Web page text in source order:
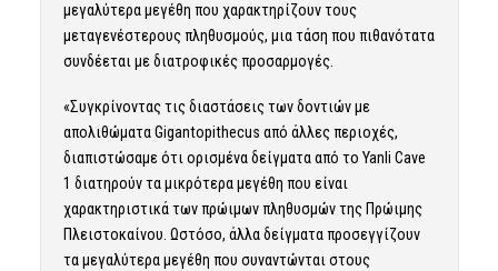
μεγαλύτερα μεγέθη που χαρακτηρίζουν τους
μεταγενέστερους πληθυσμούς, μια τάση που πιθανότατα
συνδέεται με διατροφικές προσαρμογές.
«Συγκρίνοντας τις διαστάσεις των δοντιών με
απολιθώματα Gigantopithecus από άλλες περιοχές,
διαπιστώσαμε ότι ορισμένα δείγματα από το Yanli Cave
1 διατηρούν τα μικρότερα μεγέθη που είναι
χαρακτηριστικά των πρώιμων πληθυσμών της Πρώιμης
Πλειστοκαίνου. Ωστόσο, άλλα δείγματα προσεγγίζουν
τα μεγαλύτερα μεγέθη που συναντώνται στους